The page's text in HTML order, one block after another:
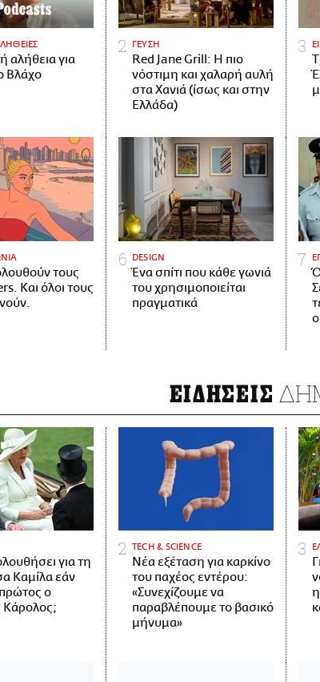
αλήθεια για
Βλάχο
ΓΕΥΣΗ
Red Jane Grill: Η πιο
νόστιμη και χαλαρή αυλή
στα Χανιά (ίσως και στην
Ελλάδα)
τους
Και όλοι τους
DESIGN
Ένα σπίτι που κάθε γωνιά
του χρησιμοποιείται
πραγματικά
ΕΙΔΗΣΕΙΣ
για τη
Καμίλα εάν
ο
Κάρολος;
ΤECH & SCIENCE
Νέα εξέταση για καρκίνο
του παχέος εντέρου:
«Συνεχίζουμε να
παραβλέπουμε το βασικό
μήνυμα»